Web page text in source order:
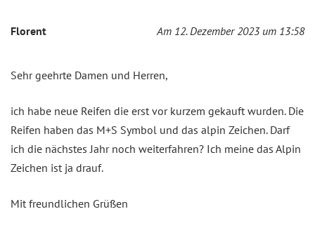
Florent Am 12. Dezember 2023 um 13:58
Sehr geehrte Damen und Herren,
ich habe neue Reifen die erst vor kurzem gekauft wurden. Die
Reifen haben das M+S Symbol und das alpin Zeichen. Darf
ich die nächstes Jahr noch weiterfahren? Ich meine das Alpin
Zeichen ist ja drauf.
Mit freundlichen Grüßen